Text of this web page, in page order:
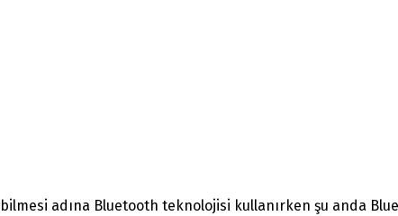
adına Bluetooth teknolojisi kullanırken şu anda